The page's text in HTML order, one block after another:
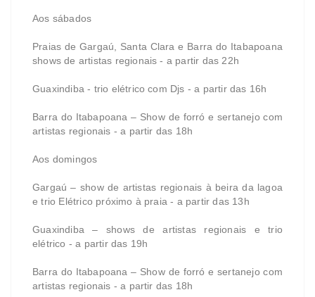
Aos sábados
Praias de Gargaú, Santa Clara e Barra do Itabapoana
shows de artistas regionais - a partir das 22h
Guaxindiba - trio elétrico com Djs - a partir das 16h
Barra do Itabapoana – Show de forró e sertanejo com
artistas regionais - a partir das 18h
Aos domingos
Gargaú – show de artistas regionais à beira da lagoa
e trio Elétrico próximo à praia - a partir das 13h
Guaxindiba – shows de artistas regionais e trio
elétrico - a partir das 19h
Barra do Itabapoana – Show de forró e sertanejo com
artistas regionais - a partir das 18h